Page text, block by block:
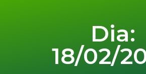
Dia:
18/02/